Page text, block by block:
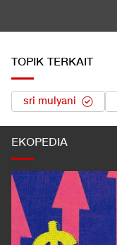
TOPIK TERKAIT
sri mulyani
EKOPEDIA